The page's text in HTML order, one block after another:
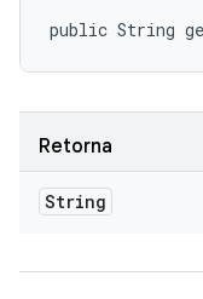
public String
Retorna
String